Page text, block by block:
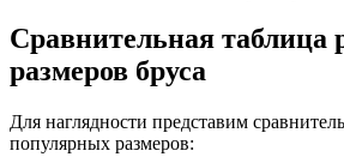
Сравнительная таблица
размеров бруса
Для наглядности представим
популярных размеров: